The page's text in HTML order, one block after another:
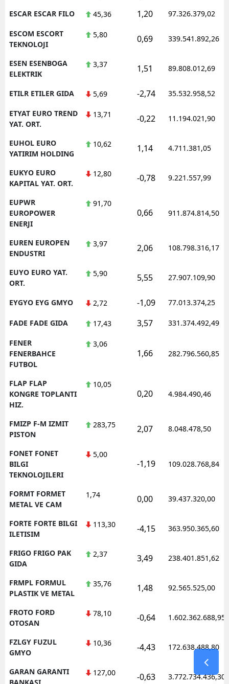
ESCAR ESCAR FILO 45,36 1,20 97.326.379,02
ESCOM ESCORT
TEKNOLOJI
5,80 0,69 339.541.892,26
ESEN ESENBOGA
ELEKTRIK
3,37 1,51 89.808.012,69
ETILR ETILER GIDA 5,69 -2,74 35.532.958,52
ETYAT EURO TREND
YAT. ORT.
13,71 -0,22 11.194.021,90
EUHOL EURO
YATIRIM HOLDING
10,62 1,14 4.711.381,05
EUKYO EURO
KAPITAL YAT. ORT.
12,80 -0,78 9.221.557,99
EUPWR
EUROPOWER
ENERJI
91,70
0,66 911.874.814,50
EUREN EUROPEN
ENDUSTRI
3,97 2,06 108.798.316,17
EUYO EURO YAT.
ORT.
5,90 5,55 27.907.109,90
EYGYO EYG GMYO 2,72 -1,09 77.013.374,25
FADE FADE GIDA 17,43 3,57 331.374.492,49
FENER
FENERBAHCE
FUTBOL
3,06
1,66 282.796.560,85
FLAP FLAP
KONGRE TOPLANTI
HIZ.
10,05
0,20 4.984.490,46
FMIZP F-M IZMIT
PISTON
283,75 2,07 8.048.478,50
FONET FONET
BILGI
TEKNOLOJILERI
5,00
-1,19 109.028.768,84
FORMT FORMET
METAL VE CAM
1,74 0,00 39.437.320,00
FORTE FORTE BILGI
ILETISIM
113,30 -4,15 363.950.365,60
FRIGO FRIGO PAK
GIDA
2,37 3,49 238.401.851,62
FRMPL FORMUL
PLASTIK VE METAL
35,76 1,48 92.565.525,00
FROTO FORD
OTOSAN
78,10 -0,64 1.602.362.688,95
FZLGY FUZUL
GMYO
10,36 -4,43 172.638.488,80
GARAN GARANTI
BANKASI
127,00 -0,63 3.772.734.436,30